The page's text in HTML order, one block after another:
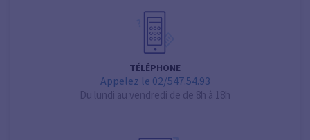
TÉLÉPHONE
Appelez le 02/547.54.93
Du lundi au vendredi de de 8h à 18h